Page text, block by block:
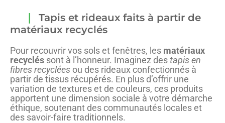
Tapis et rideaux faits à partir de
matériaux recyclés
Pour recouvrir vos sols et fenêtres, les matériaux
recyclés sont à l’honneur. Imaginez destapis en
fibres recyclées ou des rideaux confectionnés à
partir de tissus récupérés. En plus d’offrir une
variation de textures et de couleurs, ces produits
apportent une dimension sociale à votre démarche
éthique, soutenant des communautés locales et
des savoir-faire traditionnels.